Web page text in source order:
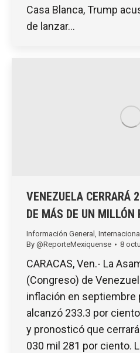
Casa Blanca, Trump
de lanzar…
VENEZUELA CERRARÁ
DE MÁS DE UN MILLÓN
Información General , Internacional
By @ReporteMexiquense 8
CARACAS, Ven.- La
(Congreso) de
inflación en septiembre
alcanzó 233.3 por
y pronosticó que
030 mil 281 por ciento.